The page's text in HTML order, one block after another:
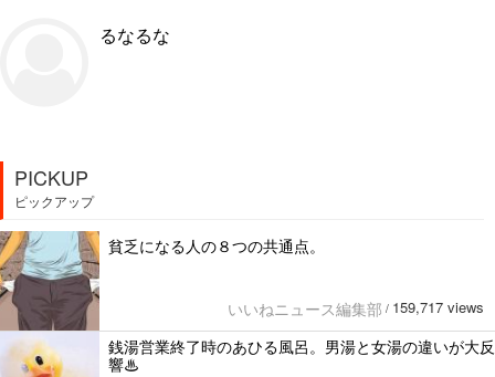
るなるな
PICKUP
ピックアップ
貧乏になる人の８つの共通点。
いいねニュース編集部 / 159,717 views
銭湯営業終了時のあひる風呂。男湯と女湯の違いが大反
響♨